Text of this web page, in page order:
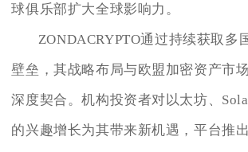
球俱乐部扩大全球影响力。
ZONDACRYPTO通过持续获取多
壁垒，其战略布局与欧盟加密资产市
深度契合。机构投资者对以太坊、
的兴趣增长为其带来新机遇，平台推